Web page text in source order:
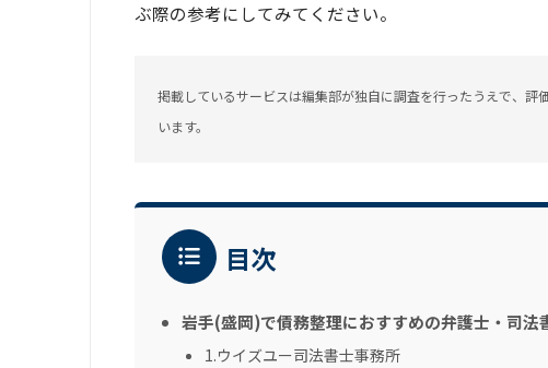
ぶ際の参考にしてみてください。
掲載しているサービスは編集部が独自に調査を行ったうえで、評
います。
目次
岩手(盛岡)で債務整理におすすめの弁護士・司法
1.ウイズユー司法書士事務所